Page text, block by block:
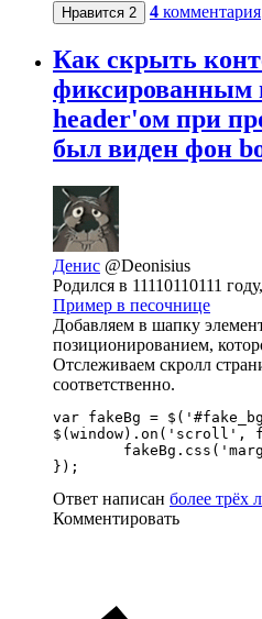
Нравится 2 4 комментария
Как скрыть
фиксированным
header'ом при
был виден фон
Денис @Deonisius
Родился в 11110110111
Пример в песочнице
Добавляем в шапку
позиционированием,
Отслеживаем скролл
соответственно.
var fakeBg =
$(window).on('scroll',
});
Ответ написан более трёх
Комментировать